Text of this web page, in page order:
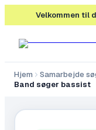
Velkommen til
Hjem Samarbejde
Band søger bassist